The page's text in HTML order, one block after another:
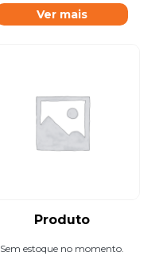
Ver mais
Produto
Sem estoque no momento.